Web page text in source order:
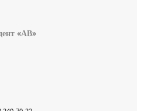
«АВ»